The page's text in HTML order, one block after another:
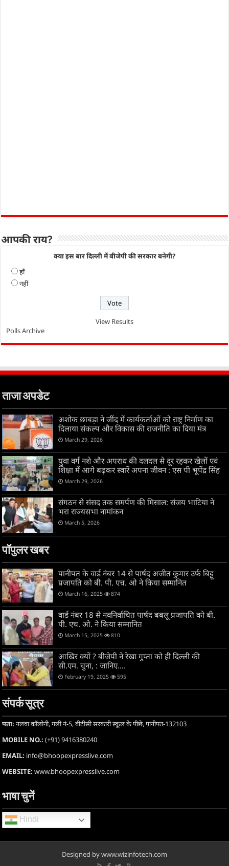
आपकी राय?
क्या इस बार दिल्ली में बीजेपी की सरकार बनेगी?
हाँ
नहीं
View Results
Polls Archive
ताजा अपडेट
अशोक छाबड़ा ने जींद में कार्यकर्ताओं को राष्ट्र निर्माण का
दिलाया संकल्प और विकास की राजनीति का दिया मंत्र
March 29, 2026
युवा वर्ग नशे और अपराध की दलदल से दूर रहकर खेलों एवं
शिक्षा में आगे बढ़कर स्वारें अपना जीवन : एस पी भूपेंद्र सिंह
March 29, 2026
संगठन से संसद तक समर्पण की मिसाल: संजय भाटिया ने
भरा राज्यसभा नामांकन
March 5, 2026
पॉपुलर खबर
पानीपत के वार्ड नंबर 14 से पार्षद अजीत कुमार उर्फ बिट्टू
प्रजापति को बी. पी. एच. ओ ने किया सम्मानित
March 16, 2025 874
वार्ड नंबर 18 से नवनिर्वाचित पार्षद बबलू प्रजापति को बी.
पी. एच. ओ. ने किया सम्मानित
March 15, 2025 810
आखिर क्यों ? बीजेपी ने रेखा गुप्ता को ही दिल्ली की
सी.एम. चुना, : जानिए….
February 19, 2025 595
संपर्क सूत्र
पता: नलवा कॉलोनी, गली नं-5, वीटीसी सरकारी स्कूल के पीछे, पानीपत-132103
MOBILE NO.:(+91) 9416380240
EMAIL: info@bhoopexpresslive.com
WEBSITE:www.bhoopexpresslive.com
भाषा चुनें
Hindi
Designed by www.wizinfotech.com